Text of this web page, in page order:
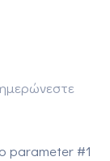
parameter #1